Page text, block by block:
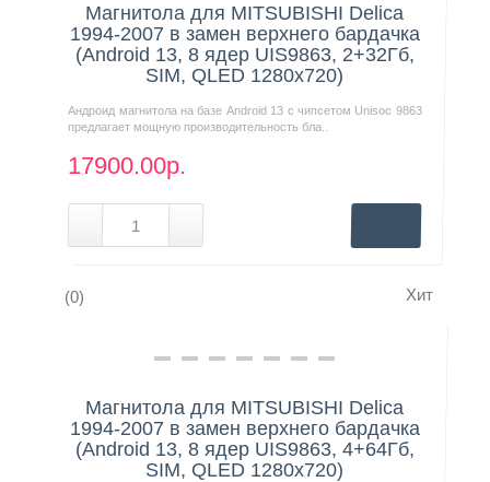
Магнитола для MITSUBISHI Delica
1994-2007 в замен верхнего бардачка
(Android 13, 8 ядер UIS9863, 2+32Гб,
SIM, QLED 1280x720)
Андроид магнитола на базе Android 13 с чипсетом Unisoc 9863
предлагает мощную производительность бла..
17900.00р.
(0) Хит
Нашли дешевле?
Магнитола для MITSUBISHI Delica
1994-2007 в замен верхнего бардачка
(Android 13, 8 ядер UIS9863, 4+64Гб,
SIM, QLED 1280x720)